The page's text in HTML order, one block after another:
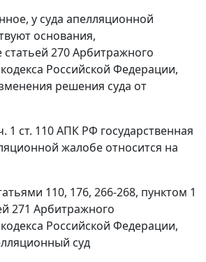
у суда апелляционной
основания,
статьей 270Арбитражного
Российской Федерации,
решения суда от
1 ст. 110АПК РФ государственная
жалобе относится на
110, 176, 266-268, пунктом 1
271 Арбитражного
Российской Федерации,
суд